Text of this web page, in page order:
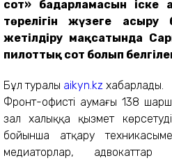
сот» бағдарламасын іске
төрелігін жүзеге асыру
жетілдіру мақсатында
пилоттық сот болып
Бұл туралы aikyn.kz хабарлады.
Фронт-офистің аумағы 138
зал халыққа қызмет
бойынша атқару
медиа­торлар,